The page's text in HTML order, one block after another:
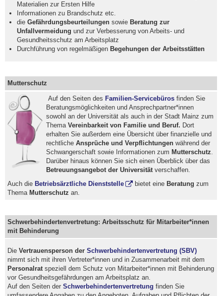
Materialien zur Ersten Hilfe
Informationen zu Brandschutz etc.
dieGefährdungsbeurteilungen sowie Beratung zur
Unfallvermeidung und zur Verbesserung von Arbeits- und
Gesundheitsschutz am Arbeitsplatz
Durchführung von regelmäßigen Begehungen der Arbeitsstätten
Mutterschutz
Auf den Seiten des Familien-Servicebürosfinden Sie
Beratungsmöglichkeiten und Ansprechpartner*innen
sowohl an der Universität als auch in der Stadt Mainz zum
Thema Vereinbarkeit von Familie und Beruf. Dort
erhalten Sie außerdem eine Übersicht über finanzielle und
rechtliche Ansprüche und Verpflichtungenwährend der
Schwangerschaft sowie Informationen zum Mutterschutz
Darüber hinaus können Sie sich einen Überblick über das
Betreuungsangebot der Universitätverschaffen.
Auch die Betriebsärztliche Dienststelle bietet eine Beratung zum
Thema Mutterschutz an.
Schwerbehindertenvertretung: Arbeitsschutz für Mitarbeiter*innen
mit Behinderung
DieVertrauensperson der Schwerbehindertenvertretung (SBV)
nimmt sich mit ihren Vertreter*innen und in Zusammenarbeit mit dem
Personalratspeziell dem Schutz von Mitarbeiter*innen mit Behinderung
vor Gesundheitsgefährdungen am Arbeitsplatz an.
Auf den Seiten derSchwerbehindertenvertretung finden Sie